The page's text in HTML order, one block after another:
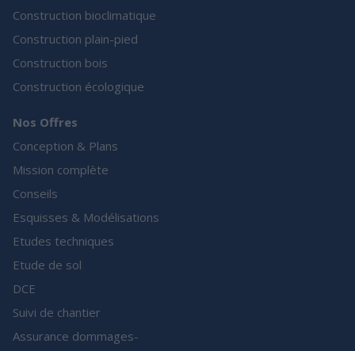
Construction bioclimatique
Construction plain-pied
Construction bois
Construction écologique
Nos Offres
Conception & Plans
Mission complète
Conseils
Esquisses & Modélisations
Etudes techniques
Etude de sol
DCE
Suivi de chantier
Assurance dommages-